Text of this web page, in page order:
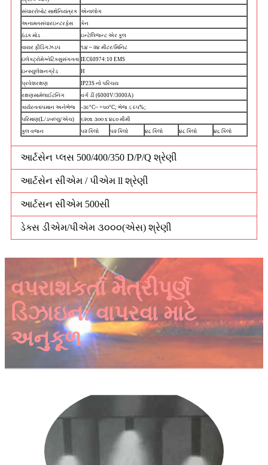
સંચારરોબોટ સાથેનિયંત્રક એનાલોગ
અનામતસંચારઇન્ટરફેસ
કેન
ઠંડક મોડ
ઇન્ટેલિજન્ટ એર કૂલ
વાયર ફીડિંગઝડપ
૧.૪ ~ ૨૪ મીટર/મિનિટ
ઇલેક્ટ્રોમેગ્નેટિકસુસંગતતા IEC60974:10 EMS
ઇન્સ્યુલેશનગ્રેડ
H
પ્રવેશરક્ષણ
IP23S નો પરિચય
રક્ષણસામેલાઈટનિંગ
વર્ગ ડી (6000V/3000A)
કાર્યરતતાપમાન અનેભેજ
-૩૯°C~ +૫૦°C; ભેજ ≤ ૯૫%;
પરિમાણ(L/ડબલ્યુ/એચ)
૬૨૦x ૩૦૦ x ૪૮૦ મીમી
કુલ વજન
૫૨ કિલો ૫૨ કિલો ૪૮ કિલો ૪૮ કિલો ૪૮ કિલો
આર્ટસેન પ્લસ 500/400/350 D/P/Q શ્રેણી
આર્ટસેન સીએમ / પીએમ ll શ્રેણી
આર્ટસન સીએમ 500સી
ડેક્સ ડીએમ/પીએમ ૩૦૦૦(એસ) શ્રેણી
વપરાશકર્તા મૈત્રીપૂર્ણ
ડિઝાઇન: વાપરવા માટે
અનુકૂળ